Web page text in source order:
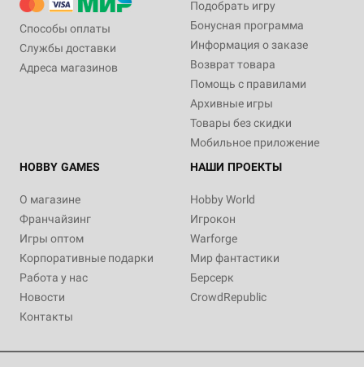
Способы оплаты
Службы доставки
Адреса магазинов
Подобрать игру
Бонусная программа
Информация о заказе
Возврат товара
Помощь с правилами
Архивные игры
Товары без скидки
Мобильное приложение
HOBBY GAMES
О магазине
Франчайзинг
Игры оптом
Корпоративные подарки
Работа у нас
Новости
Контакты
НАШИ ПРОЕКТЫ
Hobby World
Игрокон
Warforge
Мир фантастики
Берсерк
CrowdRepublic